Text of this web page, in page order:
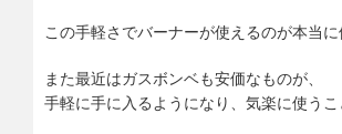
この手軽さでバーナーが使えるのが本当に
また最近はガスボンベも安価なものが、
手軽に手に入るようになり、気楽に使うこ